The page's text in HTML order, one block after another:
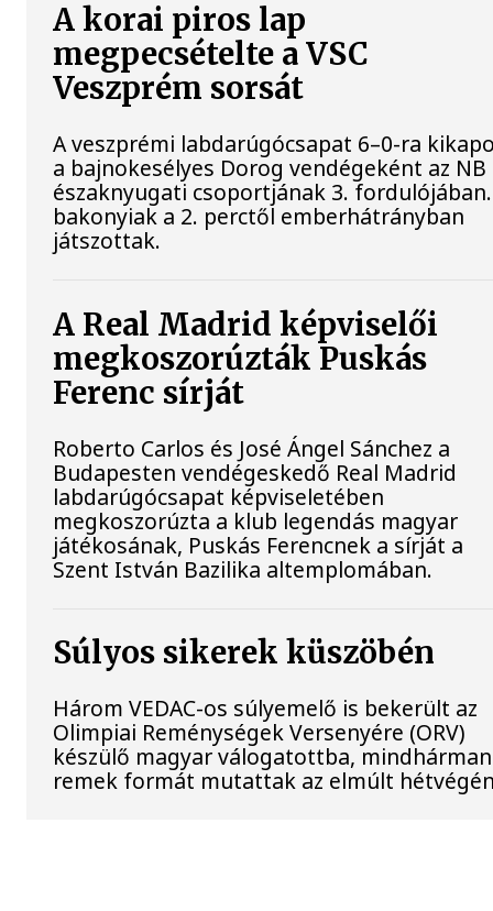
A korai piros lap
megpecsételte a VSC
Veszprém sorsát
A veszprémi labdarúgócsapat 6–0-ra
a bajnokesélyes Dorog vendégeként az
északnyugati csoportjának 3.
bakonyiak a 2. perctől emberhátrányban
játszottak.
A Real Madrid képviselői
megkoszorúzták Puskás
Ferenc sírját
Roberto Carlos és José Ángel Sánchez a
Budapesten vendégeskedő Real Madrid
labdarúgócsapat képviseletében
megkoszorúzta a klub legendás magyar
játékosának, Puskás Ferencnek a sírját a
Szent István Bazilika altemplomában.
Súlyos sikerek küszöbén
Három VEDAC-os súlyemelő is bekerült az
Olimpiai Reménységek Versenyére (ORV)
készülő magyar válogatottba, mindhárman
remek formát mutattak az elmúlt